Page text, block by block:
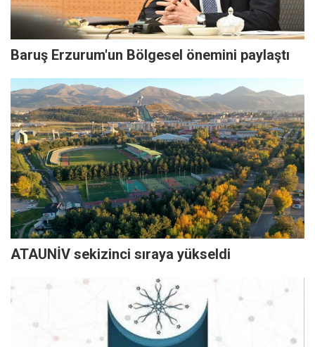
Baruş Erzurum'un Bölgesel önemini paylaştı
ATAUNİV sekizinci sıraya yükseldi